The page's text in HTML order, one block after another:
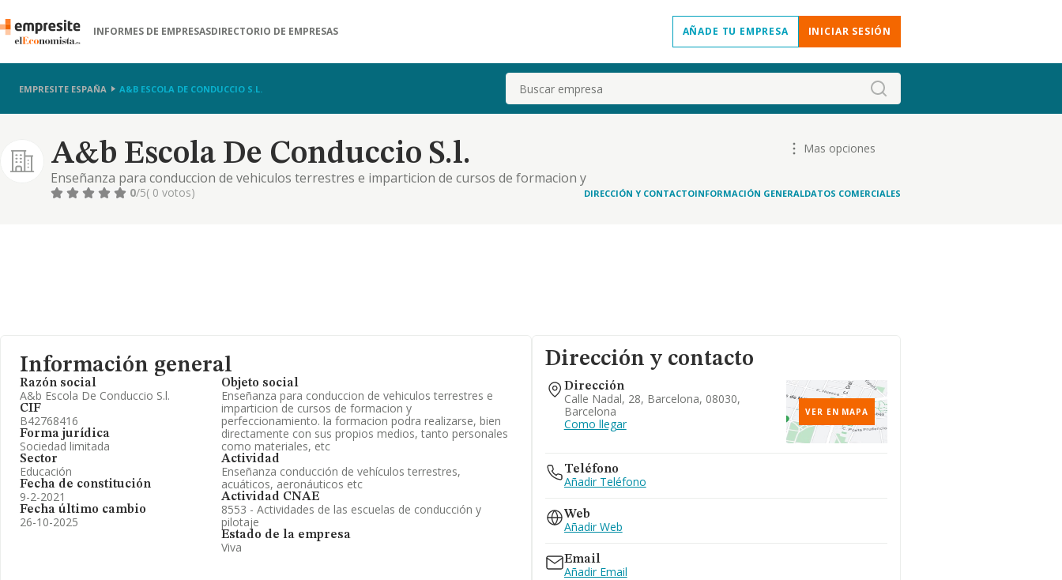
INFORMES DE EMPRESASDIRECTORIO DE EMPRESAS AÑADE TU EMPRESA INICIAR SESIÓN
EMPRESITE ESPAÑA A&B ESCOLA DE CONDUCCIO S.L. Buscar
A&b Escola De Conduccio S.l.
Enseñanza para conduccion de vehiculos terrestres e imparticion de cursos de formacion y
perfeccionamiento. la formacion podra realizarse, bien directamente con sus propios medios, tanto
Mas opciones
0/5( 0 votos) DIRECCIÓN Y CONTACTOINFORMACIÓN GENERALDATOS COMERCIALES
Información general
Razón social
A&b Escola De Conduccio S.l.
CIF
B42768416
Forma jurídica
Sociedad limitada
Sector
Educación
Fecha de constitución
9-2-2021
Fecha último cambio
26-10-2025
Objeto social
Enseñanza para conduccion de vehiculos terrestres e
imparticion de cursos de formacion y
perfeccionamiento. la formacion podra realizarse, bien
directamente con sus propios medios, tanto personales
como materiales, etc
Actividad
Enseñanza conducción de vehículos terrestres,
acuáticos, aeronáuticos etc
Actividad CNAE
8553 - Actividades de las escuelas de conducción y
pilotaje
Estado de la empresa
Viva
Dirección y contacto
Dirección
Calle Nadal, 28, Barcelona, 08030,
Barcelona
Como llegar
VER EN MAPA
Teléfono
Añadir Teléfono
Web
Añadir Web
Email
Añadir Email